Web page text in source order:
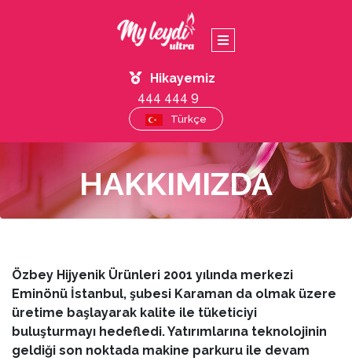
Hikayemiz
444 444 9
Türkçe
HAKKIMIZDA
Özbey Hijyenik Ürünleri 2001 yılında merkezi
Eminönü İstanbul, şubesi Karaman da olmak üzere
üretime başlayarak kalite ile tüketiciyi
buluşturmayı hedefledi. Yatırımlarına teknolojinin
geldiği son noktada makine parkuru ile devam